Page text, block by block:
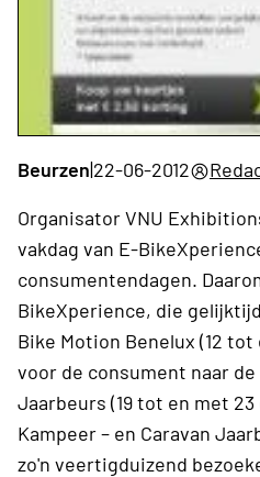
Beurzen|22-06-2012
Organisator VNU
vakdag van E-
consumentendagen.
BikeXperience, die
Bike Motion Benelux (12 tot
voor de consument naar de
Jaarbeurs (19 tot en met 23
Kampeer – en Caravan
zo'n veertigduizend